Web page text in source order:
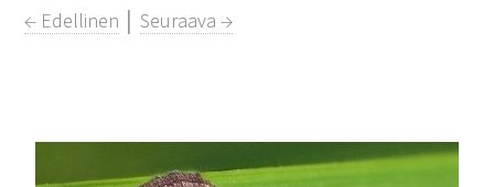
← Edellinen │Seuraava →